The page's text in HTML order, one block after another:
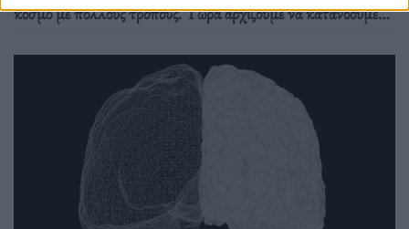
κόσμο με πολλούς τρόπους. Tώρα αρχίζουμε να κατανοούμε